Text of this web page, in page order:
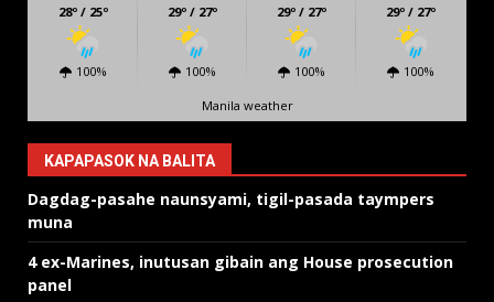
28º / 25º
100%
29º / 27º
100%
29º / 27º
100%
29º / 27º
100%
Manila weather
KAPAPASOK NA BALITA
Dagdag-pasahe naunsyami, tigil-pasada taympers
muna
4 ex-Marines, inutusan gibain ang House prosecution
panel